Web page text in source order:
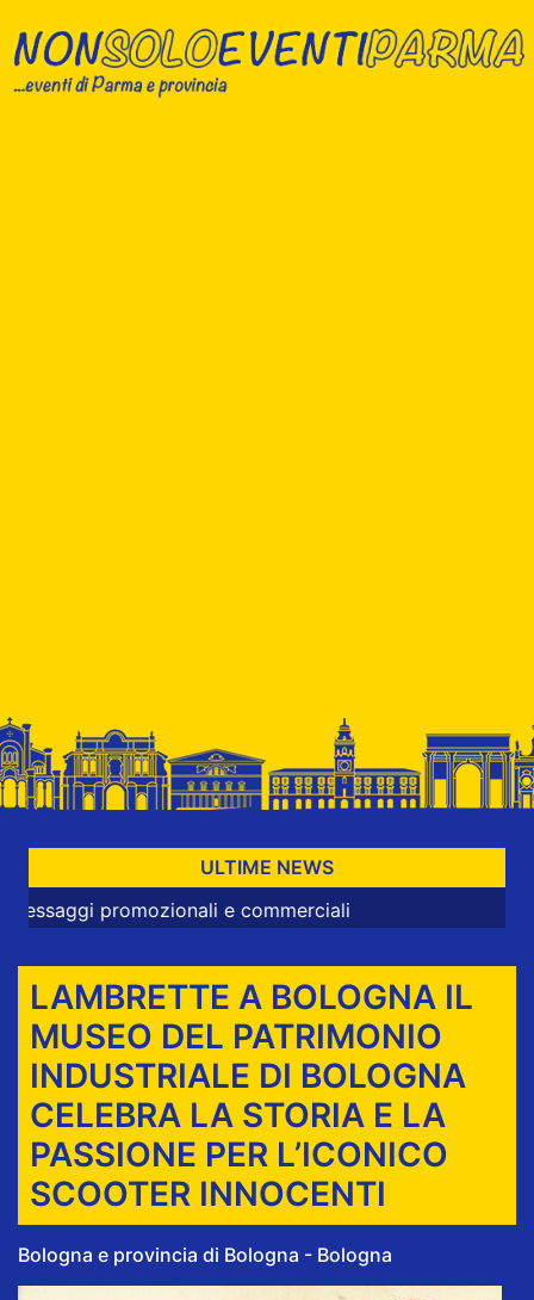
ULTIME NEWS
e commerciali
LAMBRETTE A BOLOGNA IL
MUSEO DEL PATRIMONIO
INDUSTRIALE DI BOLOGNA
CELEBRA LA STORIA E LA
PASSIONE PER L’ICONICO
SCOOTER INNOCENTI
Bologna e provincia di Bologna - Bologna